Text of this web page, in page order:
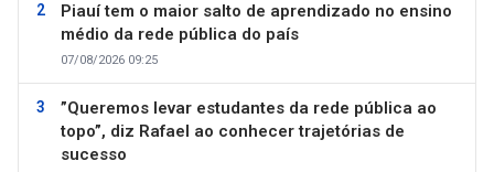
Piauí tem o maior salto de aprendizado no ensino
médio da rede pública do país
07/08/2026 09:25
”Queremos levar estudantes da rede pública ao
topo”, diz Rafael ao conhecer trajetórias de
sucesso